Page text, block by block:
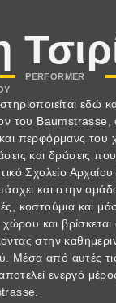
PERFORMER
εδώ
του
περφόρμανς του
και δράσεις
Σχολείο
και στην
κοστούμια και
χώρου και
στην
Μέσα από αυτές
αποτελεί ενεργό